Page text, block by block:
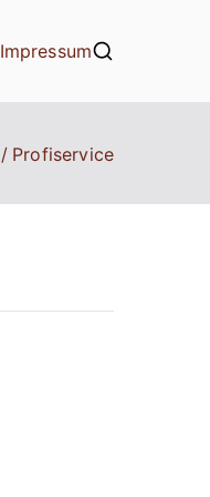
Impressum
Profiservice